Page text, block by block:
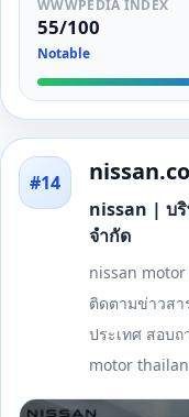
WWWPEDIA INDEX
55/100
Notable
#14
nissan | บริ
จํากัด
nissan
ติดตามข่าวสา
ประเทศ สอบถ
motor